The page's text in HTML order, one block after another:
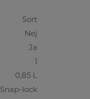
Sort
Nej
Ja
0,85 L
Snap-lock